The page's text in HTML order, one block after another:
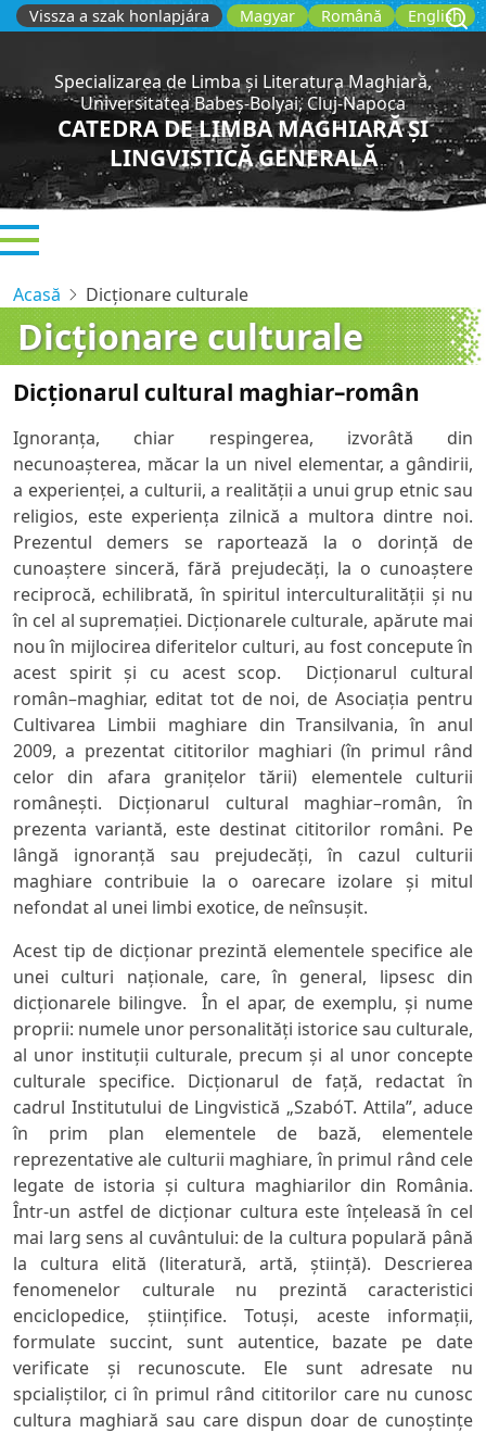
Sari
la
principal
Magyar Română English
Vissza a szak honlapjára
Specializarea de Limba și Literatura Maghiară,
Universitatea Babeș-Bolyai, Cluj-Napoca
CATEDRA DE LIMBA MAGHIARĂ ȘI
LINGVISTICĂ GENERALĂ
Acasă Dicţionare culturale
Dicţionare culturale
Dicţionarul cultural maghiar–român
Ignoranţa, chiar respingerea, izvorâtă din
necunoaşterea, măcar la un nivel elementar, a gândirii,
a experienţei, a culturii, a realităţii a unui grup etnic sau
religios, este experienţa zilnică a multora dintre noi.
Prezentul demers se raportează la o dorinţă de
cunoaştere sinceră, fără prejudecăţi, la o cunoaştere
reciprocă, echilibrată, în spiritul interculturalităţii şi nu
în cel al supremaţiei. Dicţionarele culturale, apărute mai
nou în mijlocirea diferitelor culturi, au fost concepute în
acest spirit şi cu acest scop. Dicţionarul cultural
român–maghiar, editat tot de noi, de Asociaţia pentru
Cultivarea Limbii maghiare din Transilvania, în anul
2009, a prezentat cititorilor maghiari (în primul rând
celor din afara graniţelor tării) elementele culturii
româneşti. Dicţionarul cultural maghiar–român, în
prezenta variantă, este destinat cititorilor români. Pe
lângă ignoranţă sau prejudecăţi, în cazul culturii
maghiare contribuie la o oarecare izolare şi mitul
nefondat al unei limbi exotice, de neînsuşit.
Acest tip de dicţionar prezintă elementele specifice ale
unei culturi naţionale, care, în general, lipsesc din
dicţionarele bilingve. În el apar, de exemplu, şi nume
proprii: numele unor personalităţi istorice sau culturale,
al unor instituţii culturale, precum şi al unor concepte
culturale specifice. Dicţionarul de faţă, redactat în
cadrul Institutului de Lingvistică „SzabóT. Attila”, aduce
în prim plan elementele de bază, elementele
reprezentative ale culturii maghiare, în primul rând cele
legate de istoria şi cultura maghiarilor din România.
Într-un astfel de dicţionar cultura este înţeleasă în cel
mai larg sens al cuvântului: de la cultura populară până
la cultura elită (literatură, artă, ştiinţă). Descrierea
fenomenelor culturale nu prezintă caracteristici
enciclopedice, ştiinţifice. Totuşi, aceste informaţii,
formulate succint, sunt autentice, bazate pe date
verificate şi recunoscute. Ele sunt adresate nu
spcialiştilor, ci în primul rând cititorilor care nu cunosc
cultura maghiară sau care dispun doar de cunoştinţe